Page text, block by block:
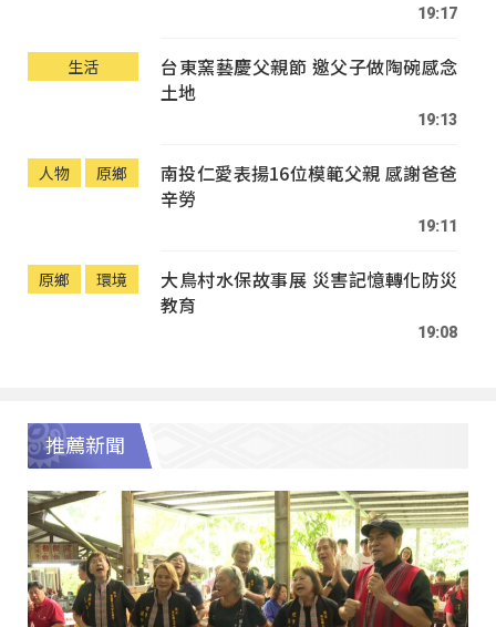
19:17
生活
台東窯藝慶父親節 邀父子做陶碗感念
土地
19:13
人物 原鄉
南投仁愛表揚16位模範父親 感謝爸爸
辛勞
19:11
原鄉 環境
大鳥村水保故事展 災害記憶轉化防災
教育
19:08
推薦新聞